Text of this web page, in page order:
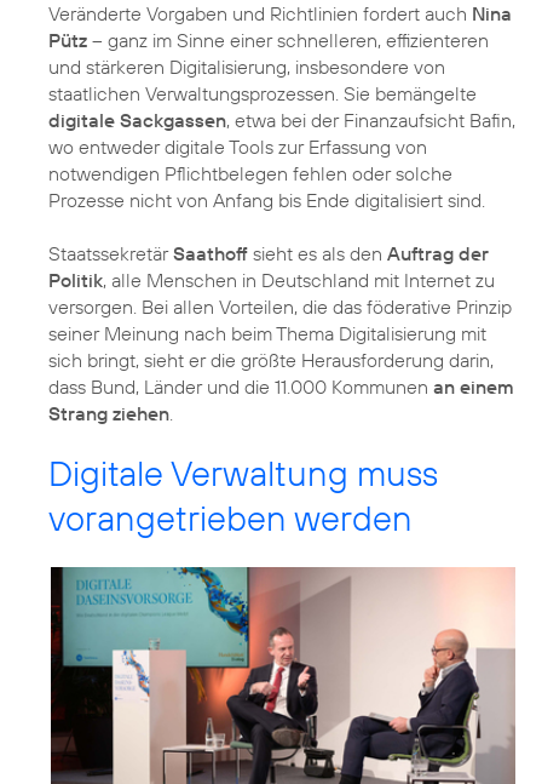
Veränderte Vorgaben und Richtlinien fordert auch Nina
Pütz – ganz im Sinne einer schnelleren, effizienteren
und stärkeren Digitalisierung, insbesondere von
staatlichen Verwaltungsprozessen. Sie bemängelte
digitale Sackgassen, etwa bei der Finanzaufsicht Bafin,
wo entweder digitale Tools zur Erfassung von
notwendigen Pflichtbelegen fehlen oder solche
Prozesse nicht von Anfang bis Ende digitalisiert sind.
StaatssekretärSaathoff sieht es als den Auftrag der
Politik, alle Menschen in Deutschland mit Internet zu
versorgen. Bei allen Vorteilen, die das föderative Prinzip
seiner Meinung nach beim Thema Digitalisierung mit
sich bringt, sieht er die größte Herausforderung darin,
dass Bund, Länder und die 11.000 Kommunen an einem
Strang ziehen.
Digitale Verwaltung muss
vorangetrieben werden